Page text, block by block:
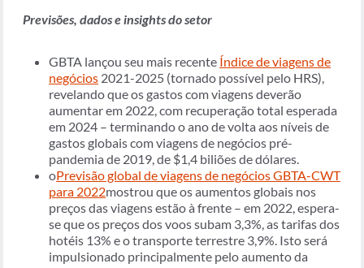
Previsões, dados e insights do setor
GBTA lançou seu mais recente Índice de viagens de
negócios 2021-2025 (tornado possível pelo HRS),
revelando que os gastos com viagens deverão
aumentar em 2022, com recuperação total esperada
em 2024 – terminando o ano de volta aos níveis de
gastos globais com viagens de negócios pré-
pandemia de 2019, de $1,4 biliões de dólares.
oPrevisão global de viagens de negócios GBTA-CWT
para 2022mostrou que os aumentos globais nos
preços das viagens estão à frente – em 2022, espera-
se que os preços dos voos subam 3,3%, as tarifas dos
hotéis 13% e o transporte terrestre 3,9%. Isto será
impulsionado principalmente pelo aumento da